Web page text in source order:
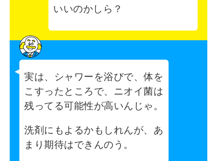
いいのかしら？
実は、シャワーを浴びで、体を
こすったところで、ニオイ菌は
残ってる可能性が高いんじゃ。
洗剤にもよるかもしれんが、あ
まり期待はできんのう。